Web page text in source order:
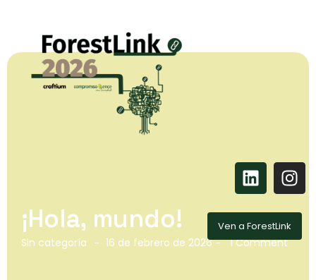
Ven a ForestLink
¡Hola, mundo!
Sin categoría - 16 de febrero de 2026 - 1 Comment